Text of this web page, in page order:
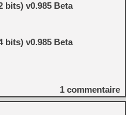
bits) v0.985 Beta
bits) v0.985 Beta
1 commentaire